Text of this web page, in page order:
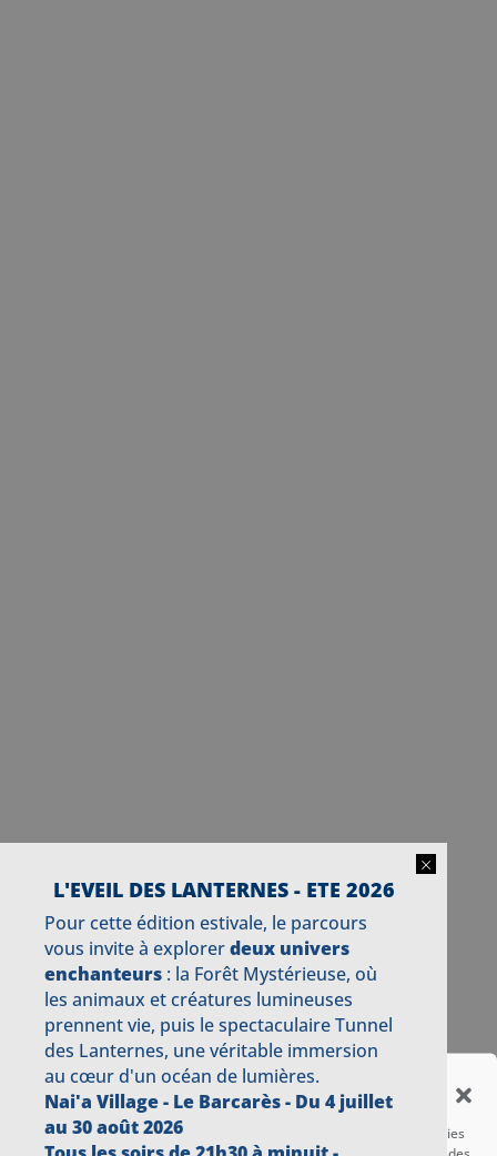
Gérer le consentement aux
cookies
Pour offrir les meilleures expériences, nous utilisons des technologies
telles que les cookies pour stocker et/ou accéder aux informations des
×
L'EVEIL DES LANTERNES - ETE 2026
Pour cette édition estivale, le parcours
vous invite à explorerdeux univers
enchanteurs : la Forêt Mystérieuse, où
les animaux et créatures lumineuses
prennent vie, puis le spectaculaire Tunnel
des Lanternes, une véritable immersion
au cœur d'un océan de lumières.
Nai'a Village - Le Barcarès - Du 4 juillet
au 30 août 2026